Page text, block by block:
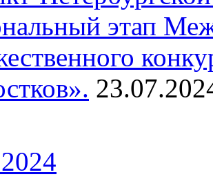
этап